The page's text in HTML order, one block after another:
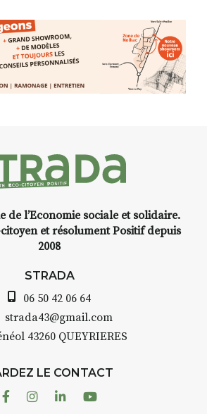
(de peau).entre.sarcasme et
facétie.
Programmée en off du festival
d’Auzon, cette expo-
installation temporaire vous
INTERVIEW
avez ouvert une galerie à
Bernard TURLE Le Fumoir n’est
pas une galerie permanente.
AuzonToujours
dans le village
de l’Economie sociale et solidaire.
et résolument Positif depuis
2008
STRADA
06 50 42 06 64
strada43@gmail.com
43260 QUEYRIERES
LE CONTACT
FacebookInstagram
LinkedinYoutube